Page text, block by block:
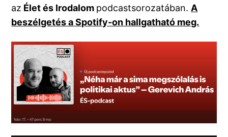
az Élet és Irodalom podcastsorozatában.A
beszélgetés a Spotify-on hallgatható meg.